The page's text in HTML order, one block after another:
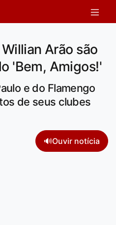
Arão são
'Bem, Amigos!'
e do Flamengo
de seus clubes
🔊Ouvir notícia